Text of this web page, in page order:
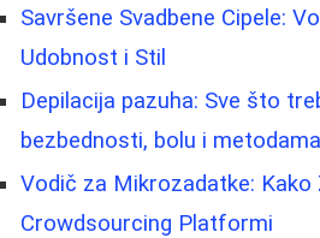
Savršene Svadbene Cipele:
Udobnost i Stil
Depilacija pazuha: Sve što
bezbednosti, bolu i metodama
Vodič za Mikrozadatke:
Crowdsourcing Platformi